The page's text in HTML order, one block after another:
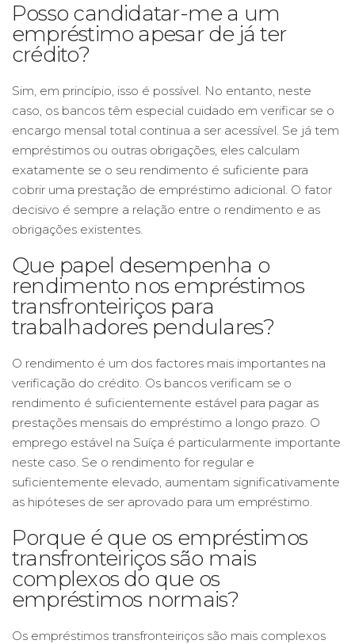
Posso candidatar-me a um
empréstimo apesar de já ter
crédito?
Sim, em princípio, isso é possível. No entanto, neste
caso, os bancos têm especial cuidado em verificar se o
encargo mensal total continua a ser acessível. Se já tem
empréstimos ou outras obrigações, eles calculam
exatamente se o seu rendimento é suficiente para
cobrir uma prestação de empréstimo adicional. O fator
decisivo é sempre a relação entre o rendimento e as
obrigações existentes.
Que papel desempenha o
rendimento nos empréstimos
transfronteiriços para
trabalhadores pendulares?
O rendimento é um dos factores mais importantes na
verificação do crédito. Os bancos verificam se o
rendimento é suficientemente estável para pagar as
prestações mensais do empréstimo a longo prazo. O
emprego estável na Suíça é particularmente importante
neste caso. Se o rendimento for regular e
suficientemente elevado, aumentam significativamente
as hipóteses de ser aprovado para um empréstimo.
Porque é que os empréstimos
transfronteiriços são mais
complexos do que os
empréstimos normais?
Os empréstimos transfronteiriços são mais complexos